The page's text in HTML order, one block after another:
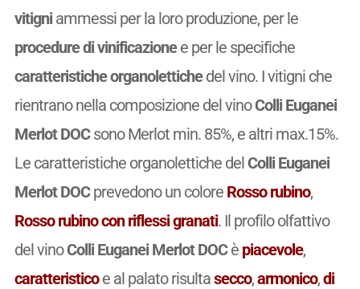
vitigniammessi per la loro produzione, per le
procedure di vinificazionee per le specifiche
caratteristiche organolettichedel vino. I vitigni che
rientrano nella composizione del vinoColli Euganei
Merlot DOCsono Merlot min. 85%, e altri max.15%.
Le caratteristiche organolettiche delColli Euganei
Merlot DOCprevedono un colore Rosso rubino,
Rosso rubino con riflessi granati. Il profilo olfattivo
del vinoColli Euganei Merlot DOCè piacevole,
caratteristicoe al palato risultasecco,armonico,di